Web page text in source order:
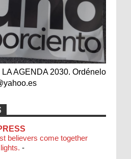
AGENDA 2030. Ordénelo
believers come together
-